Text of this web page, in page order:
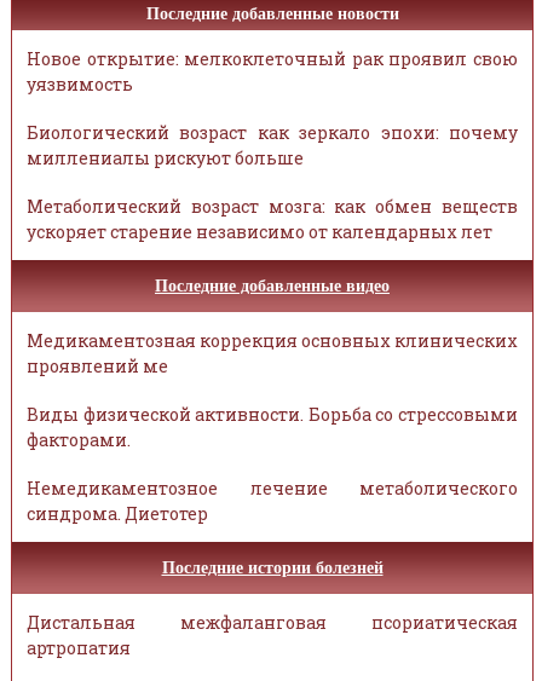
Последние добавленные новости
Новое открытие: мелкоклеточный рак проявил свою
уязвимость
Биологический возраст как зеркало эпохи: почему
миллениалы рискуют больше
Метаболический возраст мозга: как обмен веществ
ускоряет старение независимо от календарных лет
Последние добавленные видео
Медикаментозная коррекция основных клинических
проявлений ме
Виды физической активности. Борьба со стрессовыми
факторами.
Немедикаментозное лечение метаболического
синдрома. Диетотер
Последние истории болезней
Дистальная межфаланговая псориатическая
артропатия